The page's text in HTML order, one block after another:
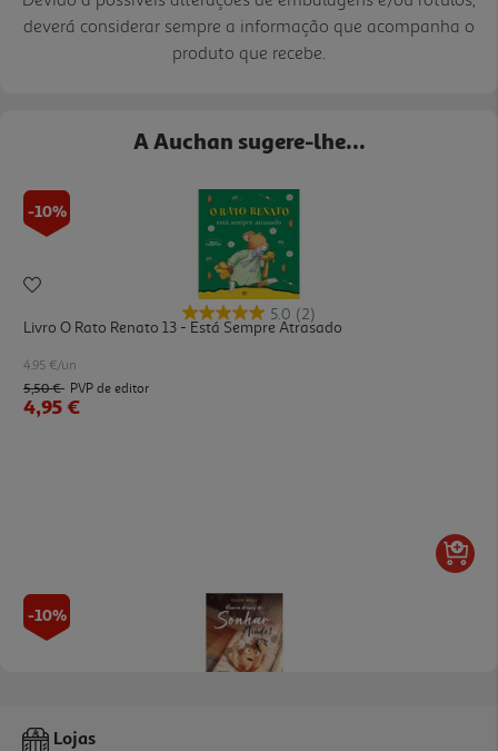
deverá considerar sempre a informação que acompanha o
produto que recebe.
A Auchan sugere-lhe...
-10%
5.0 (2)
Livro O Rato Renato 13 - Está Sempre Atrasado
4.95 €/un
5,50 € PVP de editor
4,95 €
-10%
Livro Nunca Deixes De Sonhar Miúdo! De Ellen Mills
Lojas